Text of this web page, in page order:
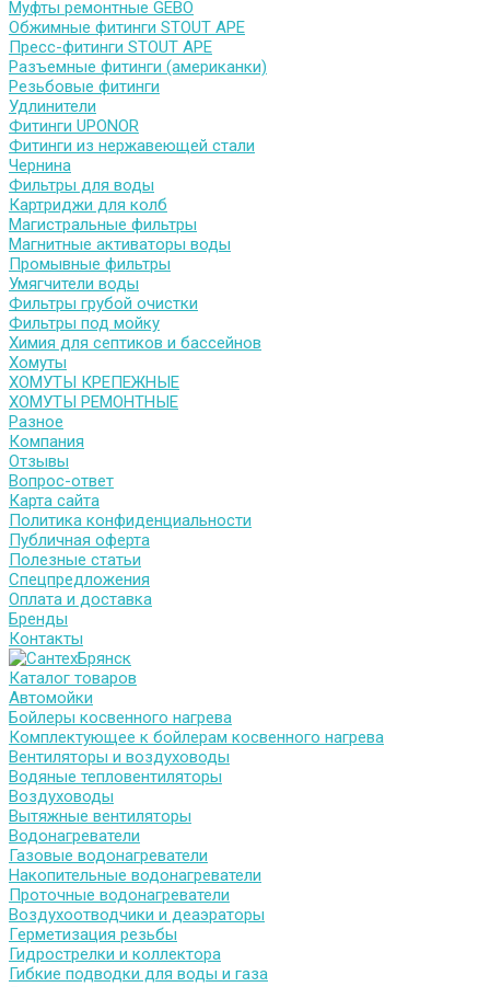
Муфты ремонтные GEBO
Обжимные фитинги STOUT APE
Пресс-фитинги STOUT APE
Разъемные фитинги (американки)
Резьбовые фитинги
Удлинители
Фитинги UPONOR
Фитинги из нержавеющей стали
Чернина
Фильтры для воды
Картриджи для колб
Магистральные фильтры
Магнитные активаторы воды
Промывные фильтры
Умягчители воды
Фильтры грубой очистки
Фильтры под мойку
Химия для септиков и бассейнов
Хомуты
ХОМУТЫ КРЕПЕЖНЫЕ
ХОМУТЫ РЕМОНТНЫЕ
Разное
Компания
Отзывы
Вопрос-ответ
Карта сайта
Политика конфиденциальности
Публичная оферта
Полезные статьи
Спецпредложения
Оплата и доставка
Бренды
Контакты
Каталог товаров
Автомойки
Бойлеры косвенного нагрева
Комплектующее к бойлерам косвенного нагрева
Вентиляторы и воздуховоды
Водяные тепловентиляторы
Воздуховоды
Вытяжные вентиляторы
Водонагреватели
Газовые водонагреватели
Накопительные водонагреватели
Проточные водонагреватели
Воздухоотводчики и деаэраторы
Герметизация резьбы
Гидрострелки и коллектора
Гибкие подводки для воды и газа